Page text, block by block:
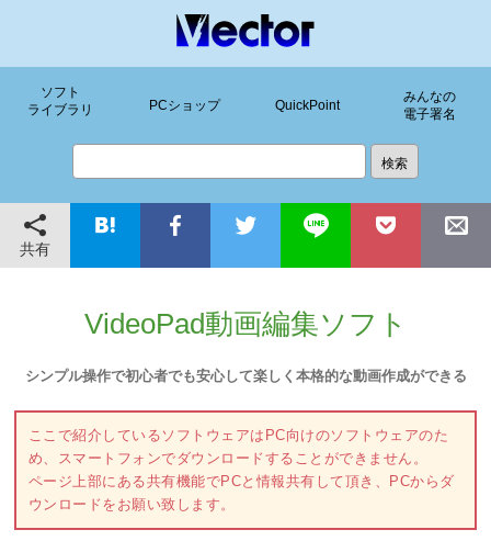
ソフト
ライブラリ
PCショップ QuickPoint
みんなの
電子署名
共有
VideoPad動画編集ソフト
シンプル操作で初心者でも安心して楽しく本格的な動画作成ができる
ここで紹介しているソフトウェアはPC向けのソフトウェアのた
め、スマートフォンでダウンロードすることができません。
ページ上部にある共有機能でPCと情報共有して頂き、PCからダ
ウンロードをお願い致します。